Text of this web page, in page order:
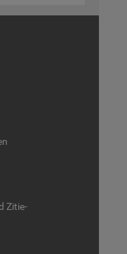
Zi­tie­